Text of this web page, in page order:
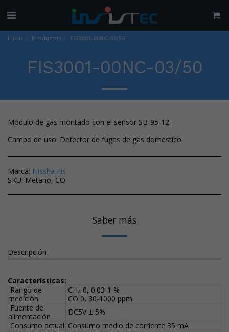
Inicio Productos FIS3001-00NC-03/50
FIS3001-00NC-03/50
Modulo de gas montado con el sensor SB-95-12.
Campo de uso: Detector de fugas de gas doméstico.
Marca: Nissha Fis
SKU: Metano, CO
Saber más
Descripción
Características:
Rango de
medición
CH4 0, 0.03-1 %
CO 0, 30-1000 ppm
Fuente de
alimentación
DC5V ± 5%
Consumo actual Consumo medio de corriente 35 mA